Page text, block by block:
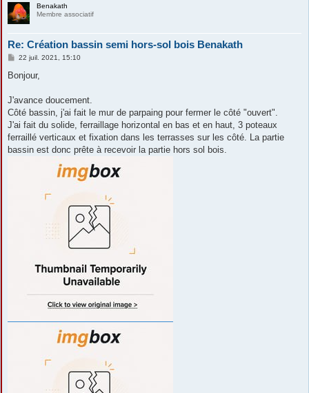
Benakath
Membre associatif
Re: Création bassin semi hors-sol bois Benakath
M
s
g
22 juil. 2021, 15:10
Bonjour,
J'avance doucement.
Côté bassin, j'ai fait le mur de parpaing pour fermer le côté "ouvert".
J'ai fait du solide, ferraillage horizontal en bas et en haut, 3 poteaux
ferraillé verticaux et fixation dans les terrasses sur les côté. La partie
bassin est donc prête à recevoir la partie hors sol bois.